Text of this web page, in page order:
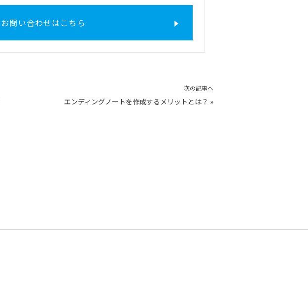
お問い合わせはこちら
次の記事へ
エンディングノートを作成するメリットとは？ »